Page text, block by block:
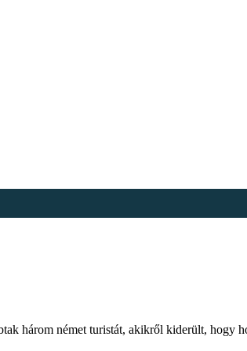
három német turistát, akikről kiderült, hogy